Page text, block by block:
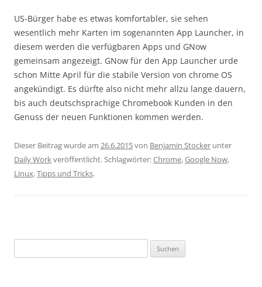
US-Bürger habe es etwas komfortabler, sie sehen
wesentlich mehr Karten im sogenannten App Launcher, in
diesem werden die verfügbaren Apps und GNow
gemeinsam angezeigt. GNow für den App Launcher urde
schon Mitte April für die stabile Version von chrome OS
angekündigt. Es dürfte also nicht mehr allzu lange dauern,
bis auch deutschsprachige Chromebook Kunden in den
Genuss der neuen Funktionen kommen werden.
Dieser Beitrag wurde am 26.6.2015von Benjamin Stocker unter
Daily Workveröffentlicht. Schlagwörter:Chrome,Google Now,
Linux,Tipps und Tricks.
nach: